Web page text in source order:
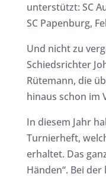
unterstützt: SC
SC Papenburg,
Und nicht zu
Schiedsrichter
Rütemann, die
hinaus schon im
In diesem Jahr
Turnierheft,
erhaltet. Das
Händen“. Bei